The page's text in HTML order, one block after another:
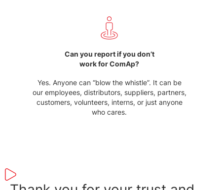
Can you report if you don’t
work for ComAp?
Yes. Anyone can “blow the whistle”. It can be
our employees, distributors, suppliers, partners,
customers, volunteers, interns, or just anyone
who cares.